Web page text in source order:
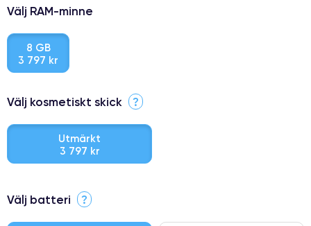
Välj RAM-minne
8 GB
3 797 kr
Välj kosmetiskt skick ?
Utmärkt
3 797 kr
⭐ Premium
Välj batteri ?